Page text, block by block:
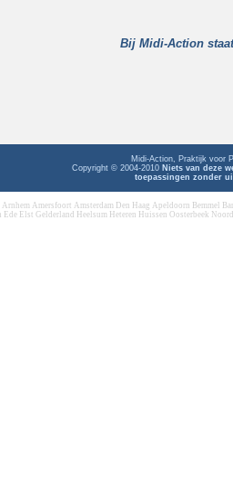
Bij Midi-Action
Midi-Action, Praktijk voor
Copyright © 2004-2010 Niets van deze
toepassingen zonder
Arnhem Amersfoort Amsterdam Den Haag Apeldoorn Bemmel
Ede Elst Gelderland Heelsum Heteren Huissen Oosterbeek